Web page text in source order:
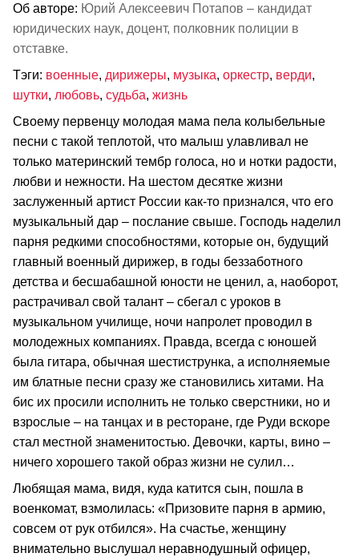
Об авторе: Юрий Алексеевич Потапов – кандидат
юридических наук, доцент, полковник полиции в
отставке.
Тэги: военные, дирижеры, музыка, оркестр, верди,
шутки, любовь, судьба, жизнь
Своему первенцу молодая мама пела колыбельные
песни с такой теплотой, что малыш улавливал не
только материнский тембр голоса, но и нотки радости,
любви и нежности. На шестом десятке жизни
заслуженный артист России как-то признался, что его
музыкальный дар – послание свыше. Господь наделил
парня редкими способностями, которые он, будущий
главный военный дирижер, в годы беззаботного
детства и бесшабашной юности не ценил, а, наоборот,
растрачивал свой талант – сбегал с уроков в
музыкальном училище, ночи напролет проводил в
молодежных компаниях. Правда, всегда с юношей
была гитара, обычная шестиструнка, а исполняемые
им блатные песни сразу же становились хитами. На
бис их просили исполнить не только сверстники, но и
взрослые – на танцах и в ресторане, где Руди вскоре
стал местной знаменитостью. Девочки, карты, вино –
ничего хорошего такой образ жизни не сулил…
Любящая мама, видя, куда катится сын, пошла в
военкомат, взмолилась: «Призовите парня в армию,
совсем от рук отбился». На счастье, женщину
внимательно выслушал неравнодушный офицер,